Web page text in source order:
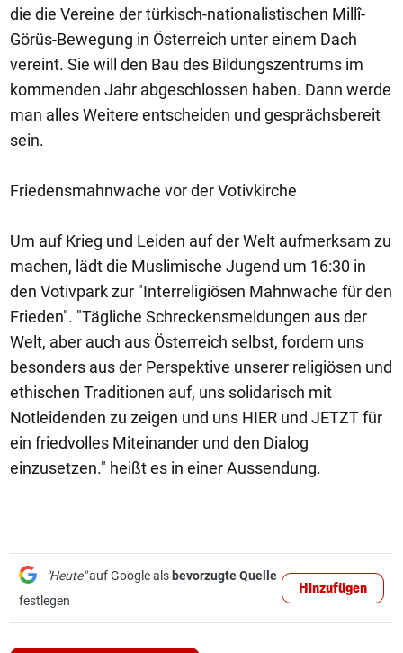
die die Vereine der türkisch-nationalistischen Millî-
Görüs-Bewegung in Österreich unter einem Dach
vereint. Sie will den Bau des Bildungszentrums im
kommenden Jahr abgeschlossen haben. Dann werde
man alles Weitere entscheiden und gesprächsbereit
sein.
Friedensmahnwache vor der Votivkirche
Um auf Krieg und Leiden auf der Welt aufmerksam zu
machen, lädt die Muslimische Jugend um 16:30 in
den Votivpark zur "Interreligiösen Mahnwache für den
Frieden". "Tägliche Schreckensmeldungen aus der
Welt, aber auch aus Österreich selbst, fordern uns
besonders aus der Perspektive unserer religiösen und
ethischen Traditionen auf, uns solidarisch mit
Notleidenden zu zeigen und uns HIER und JETZT für
ein friedvolles Miteinander und den Dialog
einzusetzen." heißt es in einer Aussendung.
"Heute"auf Google als bevorzugte Quelle
festlegen
Hinzufügen